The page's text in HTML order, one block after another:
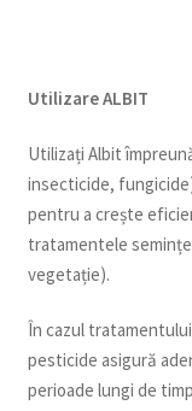
Utilizare ALBIT
Utilizați Albit
insecticide,
pentru a crește
tratamentele
vegetație).
În cazul
pesticide asigură
perioade lungi de